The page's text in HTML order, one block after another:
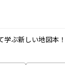
学ぶ新しい地図本